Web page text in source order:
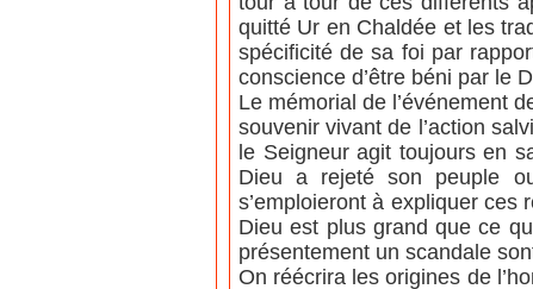
quitté Ur en Chaldée et les
spécificité de sa foi par
conscience d’être béni par le
Le mémorial de l’événement
souvenir vivant de l’action
le Seigneur agit toujours en
Dieu a rejeté son peuple
s’emploieront à expliquer ces
Dieu est plus grand que ce
présentement un scandale
On réécrira les origines de